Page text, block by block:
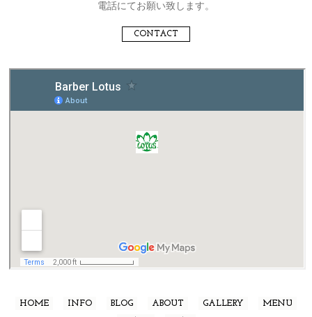
電話にてお願い致します。
CONTACT
HOME INFO BLOG ABOUT GALLERY
MENU